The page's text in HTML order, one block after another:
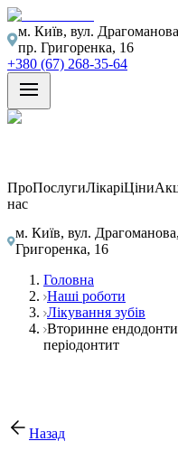
м. Київ, вул.
пр. Григоренка, 16
+380 (67) 268-35-64
Про
нас
ПослугиЛікаріЦіни
м. Київ, вул.
Григоренка, 16
Головна
Наші роботи
Лікування зубів
Вторинне
періодонтит
Назад